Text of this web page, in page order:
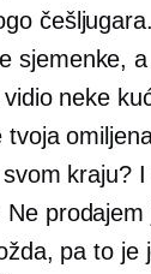
sjemenke,
neke
tvoja
kraju?
pa to je